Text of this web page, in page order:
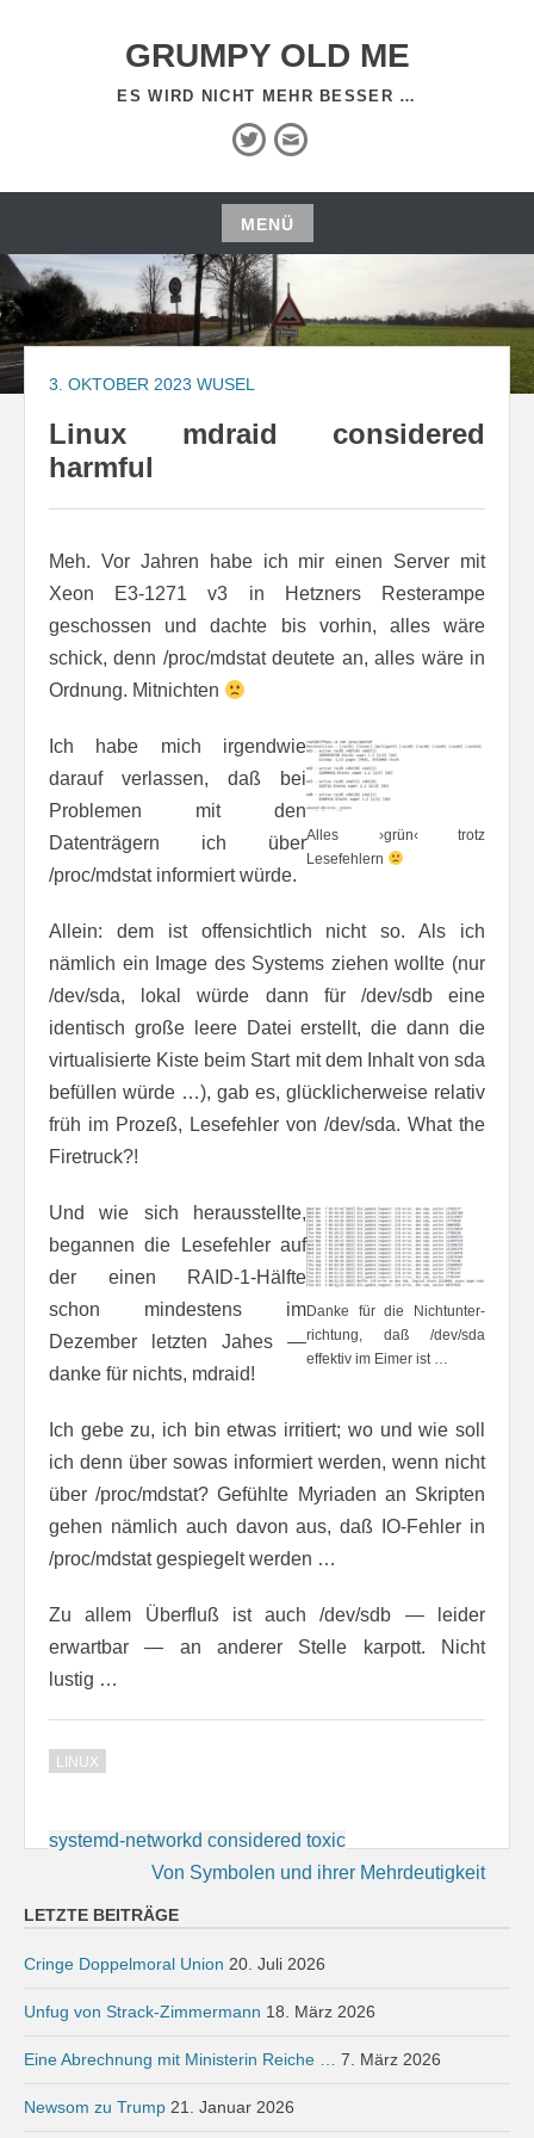
GRUMPY OLD ME
ES WIRD NICHT MEHR BESSER …
Twitter
E-
Mail
MENÜ
Zum
Inhalt
springen
3. OKTOBER 2023 WUSEL
Linux mdraid considered
harmful
Meh. Vor Jahren habe ich mir einen Server mit
Xeon E3-1271 v3 in Hetzners Resterampe
geschossen und dachte bis vorhin, alles wäre
schick, denn /proc/mdstat deutete an, alles wäre in
Ordnung. Mitnichten
Alles ›grün‹ trotz
Lesefehlern
Ich habe mich irgendwie
darauf verlassen, daß bei
Problemen mit den
Datenträgern ich über
/proc/mdstat informiert würde.
Allein: dem ist offensichtlich nicht so. Als ich
nämlich ein Image des Systems ziehen wollte (nur
/dev/sda, lokal würde dann für /dev/sdb eine
identisch große leere Datei erstellt, die dann die
virtualisierte Kiste beim Start mit dem Inhalt von sda
befüllen würde …), gab es, glücklicherweise relativ
früh im Prozeß, Lesefehler von /dev/sda. What the
Firetruck?!
Danke für die Nicht­un­ter­
richtung, daß /dev­/sda
effektiv im Eimer ist …
Und wie sich herausstellte,
begannen die Lesefehler auf
der einen RAID-1-Hälfte
schon mindestens im
Dezember letzten Jahes —
danke für nichts, mdraid!
Ich gebe zu, ich bin etwas irritiert; wo und wie soll
ich denn über sowas informiert werden, wenn nicht
über /proc/mdstat? Gefühlte Myriaden an Skripten
gehen nämlich auch davon aus, daß IO-Fehler in
/proc/mdstat gespiegelt werden …
Zu allem Überfluß ist auch /dev/sdb — leider
erwartbar — an anderer Stelle karpott. Nicht
lustig …
LINUX
Beitragsnavigation
systemd-networkd considered toxic
Von Symbolen und ihrer Mehrdeutigkeit
LETZTE BEITRÄGE
Cringe Doppelmoral Union 20. Juli 2026
Unfug von Strack-Zimmermann 18. März 2026
Eine Abrechnung mit Ministerin Reiche … 7. März 2026
Newsom zu Trump 21. Januar 2026